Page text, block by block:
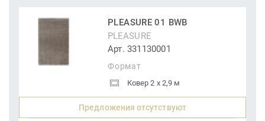
PLEASURE 01 BWB
PLEASURE
Арт. 331130001
Формат
Ковер 2 x 2,9 м
Предложения отсутствуют